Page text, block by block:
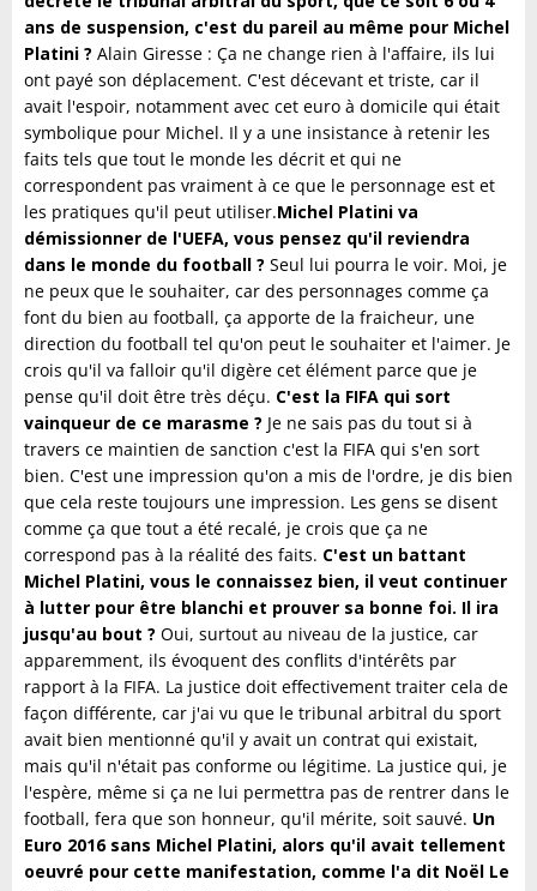
ans de suspension, c'est du pareil au même pour Michel
Platini ? Alain Giresse : Ça ne change rien à l'affaire, ils lui
ont payé son déplacement. C'est décevant et triste, car il
avait l'espoir, notamment avec cet euro à domicile qui était
symbolique pour Michel. Il y a une insistance à retenir les
faits tels que tout le monde les décrit et qui ne
correspondent pas vraiment à ce que le personnage est et
les pratiques qu'il peut utiliser.Michel Platini va
démissionner de l'UEFA, vous pensez qu'il reviendra
dans le monde du football ? Seul lui pourra le voir. Moi, je
ne peux que le souhaiter, car des personnages comme ça
font du bien au football, ça apporte de la fraicheur, une
direction du football tel qu'on peut le souhaiter et l'aimer. Je
crois qu'il va falloir qu'il digère cet élément parce que je
pense qu'il doit être très déçu. C'est la FIFA qui sort
vainqueur de ce marasme ? Je ne sais pas du tout si à
travers ce maintien de sanction c'est la FIFA qui s'en sort
bien. C'est une impression qu'on a mis de l'ordre, je dis bien
que cela reste toujours une impression. Les gens se disent
comme ça que tout a été recalé, je crois que ça ne
correspond pas à la réalité des faits. C'est un battant
Michel Platini, vous le connaissez bien, il veut continuer
à lutter pour être blanchi et prouver sa bonne foi. Il ira
jusqu'au bout ? Oui, surtout au niveau de la justice, car
apparemment, ils évoquent des conflits d'intérêts par
rapport à la FIFA. La justice doit effectivement traiter cela de
façon différente, car j'ai vu que le tribunal arbitral du sport
avait bien mentionné qu'il y avait un contrat qui existait,
mais qu'il n'était pas conforme ou légitime. La justice qui, je
l'espère, même si ça ne lui permettra pas de rentrer dans le
football, fera que son honneur, qu'il mérite, soit sauvé. Un
Euro 2016 sans Michel Platini, alors qu'il avait tellement
oeuvré pour cette manifestation, comme l'a dit Noël Le